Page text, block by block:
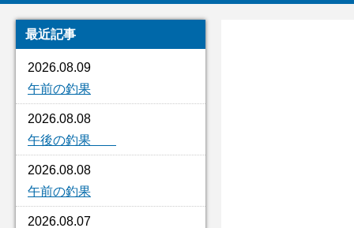
最近記事
2026.08.09
午前の釣果
2026.08.08
午後の釣果
2026.08.08
午前の釣果
2026.08.07